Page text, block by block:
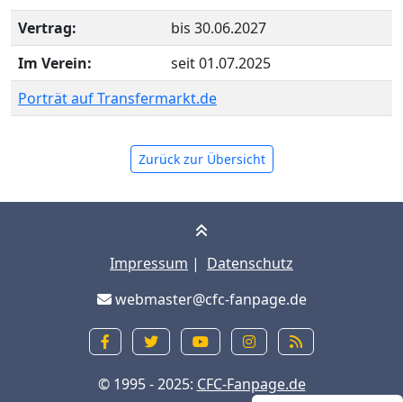
Vertrag:
bis 30.06.2027
Im Verein:
seit 01.07.2025
Porträt auf Transfermarkt.de
Zurück zur Übersicht
Impressum | Datenschutz
webmaster@cfc-fanpage.de
© 1995 - 2025: CFC-Fanpage.de